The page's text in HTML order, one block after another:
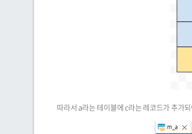
따라서 a라는 테이블에 c라는 레코드가 추가